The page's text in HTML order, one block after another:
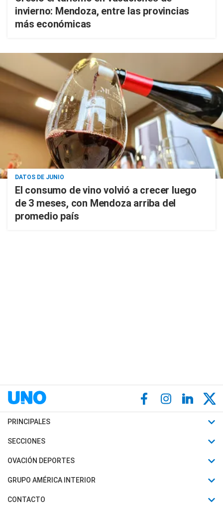
invierno: Mendoza, entre las provincias
más económicas
DATOS DE JUNIO
El consumo de vino volvió a crecer luego
de 3 meses, con Mendoza arriba del
promedio país
PRINCIPALES
Últimas Noticias
Política
SECCIONES
Horóscopo
Motores
OVACIÓN DEPORTES
Fútbol
Mundial
GRUPO AMÉRICA INTERIOR
Canal 7 en Vivo
CONTACTO